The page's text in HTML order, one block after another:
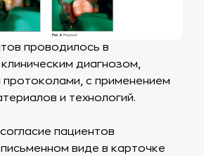
проводилось в
диагнозом,
с применением
и технологий.
пациентов
виде в карточке